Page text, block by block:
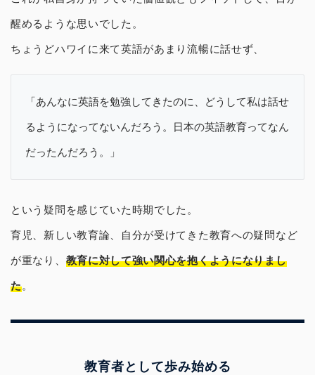
醒めるような思いでした。
ちょうどハワイに来て英語があまり流暢に話せず、
「あんなに英語を勉強してきたのに、どうして私は話せ
るようになってないんだろう。日本の英語教育ってなん
だったんだろう。」
という疑問を感じていた時期でした。
育児、新しい教育論、自分が受けてきた教育への疑問など
が重なり、 教育に対して強い関心を抱くようになりまし
た。
教育者として歩み始める